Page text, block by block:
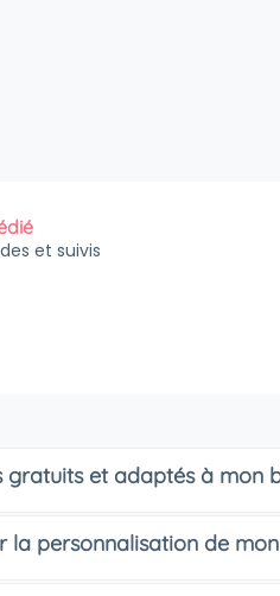
et suivis
gratuits et adaptés à mon
la personnalisation de